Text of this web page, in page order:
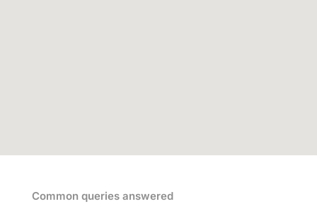
Common queries answered